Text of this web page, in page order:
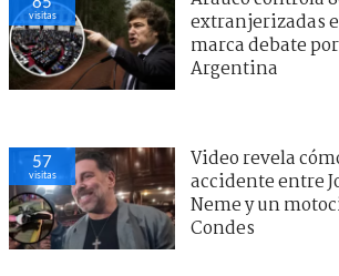
visitas
extranjerizadas
marca debate
Argentina
57
visitas
Video revela
accidente entre
Neme y un
Condes